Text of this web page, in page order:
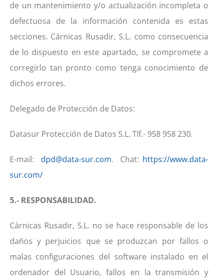
de un mantenimiento y/o actualización incompleta o
defectuosa de la información contenida es estas
secciones. Cárnicas Rusadir, S.L. como consecuencia
de lo dispuesto en este apartado, se compromete a
corregirlo tan pronto como tenga conocimiento de
dichos errores.
Delegado de Protección de Datos:
Datasur Protección de Datos S.L. Tlf.- 958 958 230.
E-mail: dpd@data-sur.com. Chat: https://www.data-
sur.com/
5.- RESPONSABILIDAD.
Cárnicas Rusadir, S.L. no se hace responsable de los
daños y perjuicios que se produzcan por fallos o
malas configuraciones del software instalado en el
ordenador del Usuario, fallos en la transmisión y